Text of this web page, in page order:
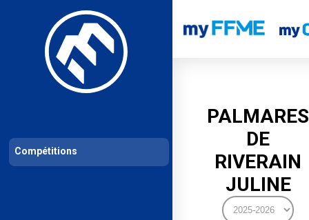
Les compétitions Calendrier de compétitions Classements
PALMARES
DE
RIVERAIN
JULINE
Compétitions